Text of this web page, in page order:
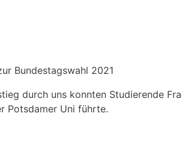
Bundestagswahl 2021
durch uns konnten Studierende
Potsdamer Uni führte.